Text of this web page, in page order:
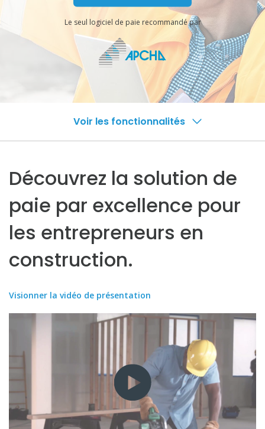
Le seul logiciel de paie recommandé par
Voir les fonctionnalités
Découvrez la solution de
paie par excellence pour
les entrepreneurs en
construction.
Visionner la vidéo de présentation